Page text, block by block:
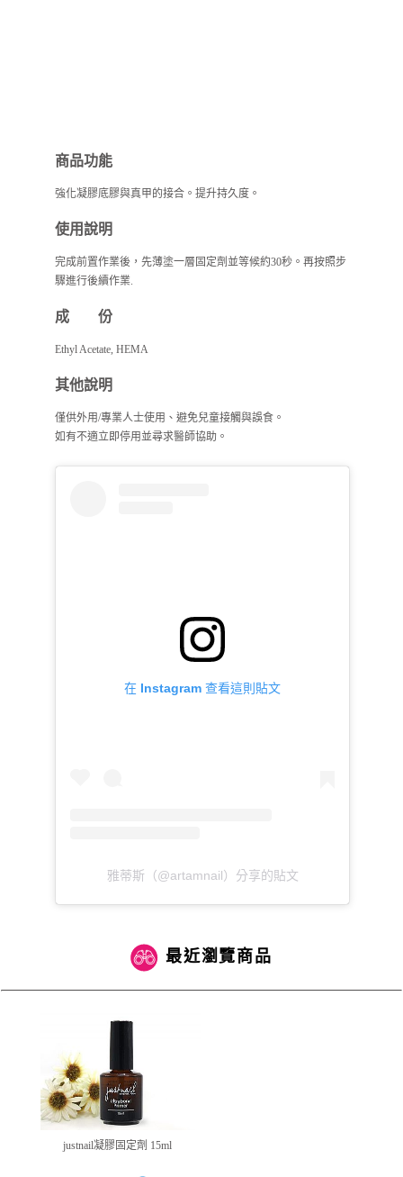
商品功能
強化凝膠底膠與真甲的接合。提升持久度。
使用說明
完成前置作業後，先薄塗一層固定劑並等候約30秒。再按照步
驟進行後續作業.
成 份
Ethyl Acetate, HEMA
其他說明
僅供外用/專業人士使用、避免兒童接觸與誤食。
如有不適立即停用並尋求醫師協助。
在 Instagram 查看這則貼文
雅蒂斯（@artamnail）分享的貼文
最近瀏覽商品
justnail凝膠固定劑 15ml